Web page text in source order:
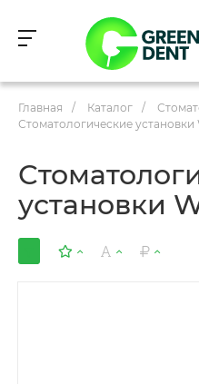
Главная / Каталог /
Стоматологические установки
установки